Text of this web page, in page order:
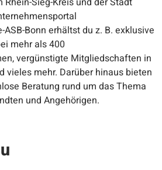
Bonn erhältst du z. B. exklusive
mehr als 400
vergünstigte Mitgliedschaften in
vieles mehr. Darüber hinaus bieten
Beratung rund um das Thema
und Angehörigen.